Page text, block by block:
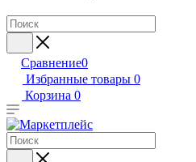
Сравнение0
Избранные товары 0
Корзина 0